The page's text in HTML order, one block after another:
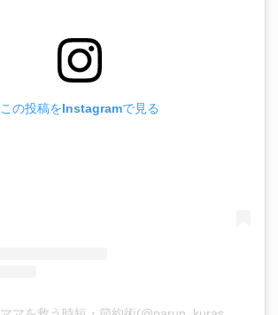
この投稿をInstagramで見る